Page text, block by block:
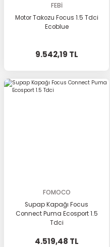
FEBİ
Motor Takozu Focus 1.5 Tdci
Ecoblue
9.542,19 TL
FOMOCO
Supap Kapağı Focus
Connect Puma Ecosport 1.5
Tdci
4.519,48 TL